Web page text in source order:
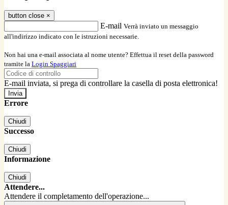
button close ×
E-mail Verrà inviato un messaggio
all'indirizzo indicato con le istruzioni necessarie.
Non hai una e-mail associata al nome utente? Effettua il reset della password
tramite la Login Spaggiari
E-mail inviata, si prega di controllare la casella di posta elettronica!
Errore
Chiudi
Successo
Chiudi
Informazione
Chiudi
Attendere...
Attendere il completamento dell'operazione...